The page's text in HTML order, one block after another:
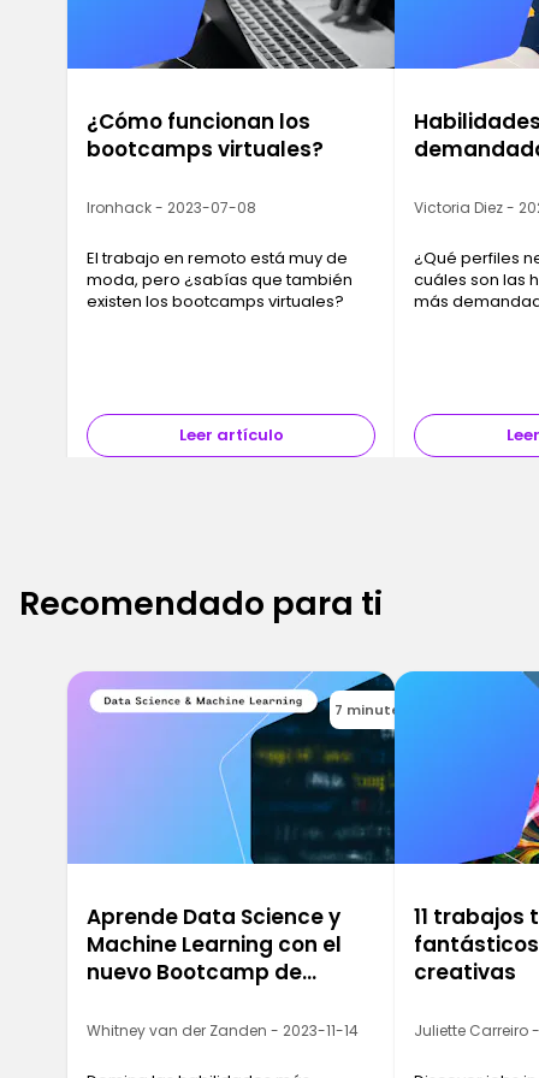
¿Cómo funcionan los
bootcamps virtuales?
Ironhack - 2023-07-08
El trabajo en remoto está muy de
moda, pero ¿sabías que también
existen los bootcamps virtuales?
Leer artículo
Victoria Diez -
¿Qué perfiles
cuáles son las
más
Recomendado para ti
7 minutes
Aprende Data Science y
Machine Learning con el
nuevo Bootcamp de
Whitney van der Zanden - 2023-11-14
11 trabajos
creativas
Juliette Carreiro